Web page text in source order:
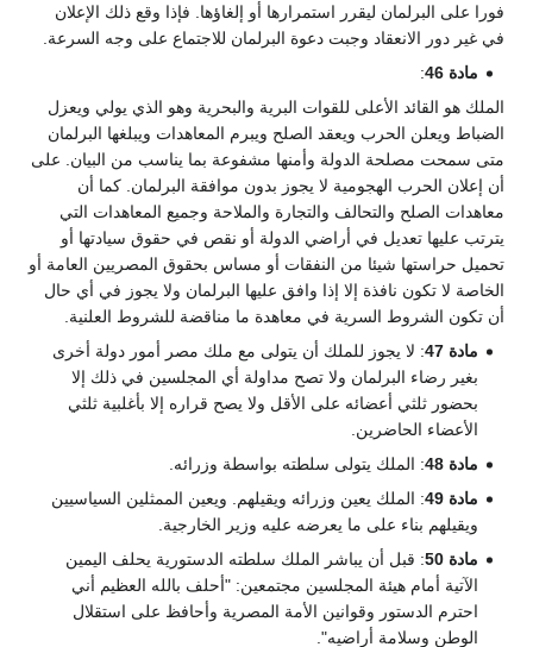
فورا على البرلمان ليقرر استمرارها أو إلغاؤها. فإذا وقع ذلك الإعلان
في غير دور الانعقاد وجبت دعوة البرلمان للاجتماع على وجه السرعة.
مادة 46
:
الملك هو القائد الأعلى للقوات البرية والبحرية وهو الذي يولي ويعزل
الضباط ويعلن الحرب ويعقد الصلح ويبرم المعاهدات ويبلغها البرلمان
متى سمحت مصلحة الدولة وأمنها مشفوعة بما يناسب من البيان. على
أن إعلان الحرب الهجومية لا يجوز بدون موافقة البرلمان. كما أن
معاهدات الصلح والتحالف والتجارة والملاحة وجميع المعاهدات التي
يترتب عليها تعديل في أراضي الدولة أو نقص في حقوق سيادتها أو
تحميل حراستها شيئا من النفقات أو مساس بحقوق المصريين العامة أو
الخاصة لا تكون نافذة إلا إذا وافق عليها البرلمان ولا يجوز في أي حال
أن تكون الشروط السرية في معاهدة ما مناقضة للشروط العلنية.
مادة 47
: لا يجوز للملك أن يتولى مع ملك مصر أمور دولة أخرى
بغير رضاء البرلمان ولا تصح مداولة أي المجلسين في ذلك إلا
بحضور ثلثي أعضائه على الأقل ولا يصح قراره إلا بأغلبية ثلثي
الأعضاء الحاضرين.
مادة 48
: الملك يتولى سلطته بواسطة وزرائه.
مادة 49
: الملك يعين وزرائه ويقيلهم. ويعين الممثلين السياسيين
ويقيلهم بناء على ما يعرضه عليه وزير الخارجية.
مادة 50
: قبل أن يباشر الملك سلطته الدستورية يحلف اليمين
الآتية أمام هيئة المجلسين مجتمعين: "أحلف بالله العظيم أني
احترم الدستور وقوانين الأمة المصرية وأحافظ على استقلال
الوطن وسلامة أراضيه".